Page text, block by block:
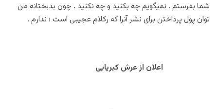
شما بفرستم . نمیگویم چه بکنید و چه نکنید . چون بدبختانه من
توان پول پرداختن برای نشر آنرا که رکلام عجیبی است ؛ ندارم .
اعلان از عرش کبریایی